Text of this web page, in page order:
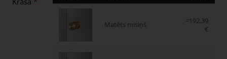
Matēts misiņš
=192,39
€